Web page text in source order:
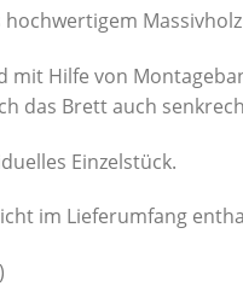
mit Hilfe von
das Brett auch
Einzelstück.
im Lieferumfang